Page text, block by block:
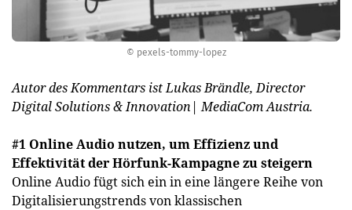
© pexels-tommy-lopez
Autor des Kommentars ist Lukas Brändle, Director
Digital Solutions & Innovation| MediaCom Austria.
#1 Online Audio nutzen, um Effizienz und
Effektivität der Hörfunk-Kampagne zu steigern
Online Audio fügt sich ein in eine längere Reihe von
Digitalisierungstrends von klassischen